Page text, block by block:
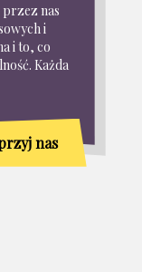
nas
i
i to, co
Każda
nas